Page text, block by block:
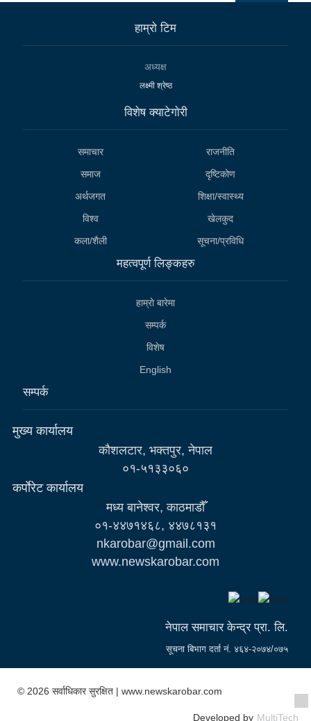
हाम्राे टिम
अध्यक्ष
लक्ष्मी श्रेष्ठ
विशेष क्याटेगाेरी
समाचार
राजनीति
समाज
दृष्टिकोण
अर्थजगत
शिक्षा/स्वास्थ्य
विश्व
खेलकुद
कला/शैली
सूचना/प्रविधि
महत्वपूर्ण लिङ्कहरु
हाम्राे बारेमा
सम्पर्क
विशेष
English
सम्पर्क
मुख्य कार्यालय
कौशलटार, भक्तपुर, नेपाल
०१-५१३३०६०
कर्पाेरेट कार्यालय
मध्य बानेश्वर, काठमाडौँ
०१-४४७१४६८, ४४७८१३१
nkarobar@gmail.com
www.newskarobar.com
नेपाल समाचार केन्द्र प्रा. लि.
सूचना बिभाग दर्ता नं. ४६४-२०७४/०७५
© 2026 सर्वाधिकार सुरक्षित | www.newskarobar.com
Developed by MultiTech